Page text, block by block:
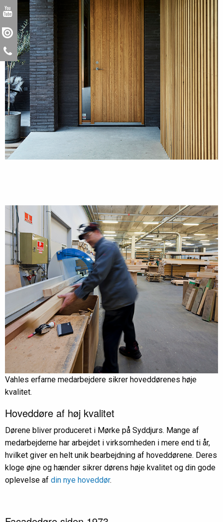
Vahles erfarne medarbejdere sikrer hoveddørenes høje
kvalitet.
Hoveddøre af høj kvalitet
Dørene bliver produceret i Mørke på Syddjurs. Mange af
medarbejderne har arbejdet i virksomheden i mere end ti år,
hvilket giver en helt unik bearbejdning af hoveddørene. Deres
kloge øjne og hænder sikrer dørens høje kvalitet og din gode
oplevelse af din nye hoveddør.